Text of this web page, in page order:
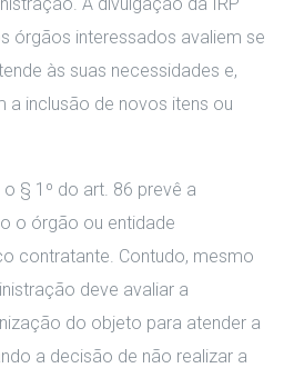
órgãos interessados avaliem se
às suas necessidades e,
a inclusão de novos itens ou
§ 1º do art. 86 prevê a
o órgão ou entidade
contratante. Contudo, mesmo
deve avaliar a
do objeto para atender a
a decisão de não realizar a